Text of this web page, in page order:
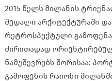
2015 წელს მილანის
მედალი არქიტექტურაში და
რეტროსპექტული
ძირითადად
ნამუშევრებს შორისაა:
გამოფენის რაიონი